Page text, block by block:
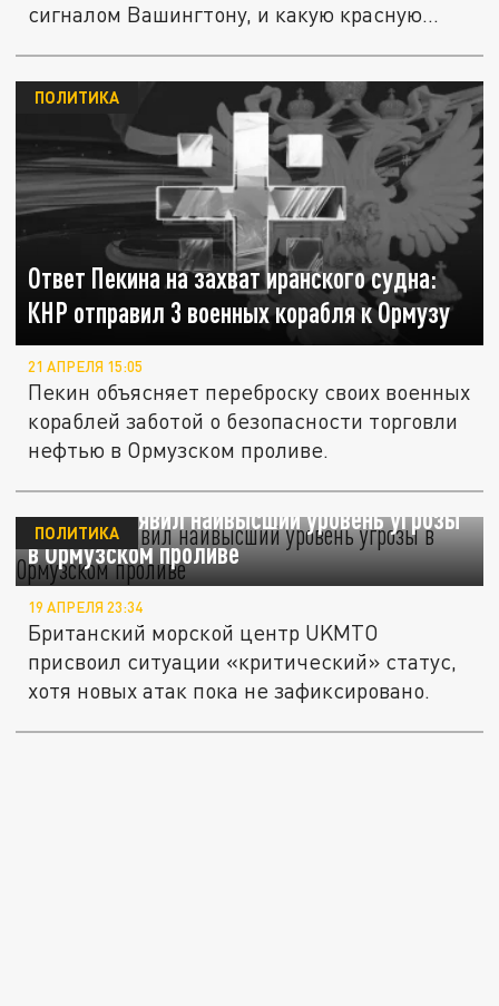
сигналом Вашингтону, и какую красную...
Ответ Пекина на захват иранского судна:
КНР отправил 3 военных корабля к Ормузу
ПОЛИТИКА
21 АПРЕЛЯ 15:05
Пекин объясняет переброску своих военных
кораблей заботой о безопасности торговли
нефтью в Ормузском проливе.
UKMTO объявил наивысший уровень угрозы
в Ормузском проливе
ПОЛИТИКА
19 АПРЕЛЯ 23:34
Британский морской центр UKMTO
присвоил ситуации «критический» статус,
хотя новых атак пока не зафиксировано.